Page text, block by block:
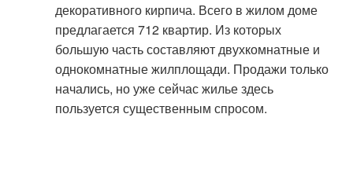
декоративного кирпича. Всего в жилом доме
предлагается 712 квартир. Из которых
большую часть составляют двухкомнатные и
однокомнатные жилплощади. Продажи только
начались, но уже сейчас жилье здесь
пользуется существенным спросом.